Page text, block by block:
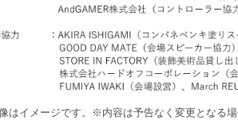
はイメージです。※内容は予告なく変更となる場